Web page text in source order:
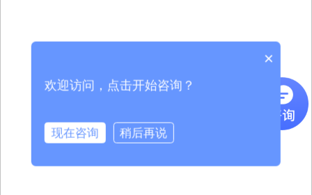
×
欢迎访问，点击开始咨询？
现在咨询 稍后再说